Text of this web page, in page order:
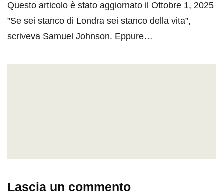
Questo articolo è stato aggiornato il Ottobre 1, 2025
”Se sei stanco di Londra sei stanco della vita”,
scriveva Samuel Johnson. Eppure…
Lascia un commento